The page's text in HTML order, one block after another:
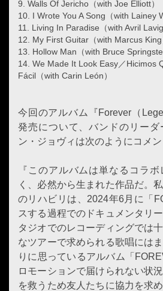
9. Walls Of Jericho（with Joe Elliott）
10. I Wrote You A Song（with Lainey
11. Living In Paradise（with Avril
12. My First Guitar（with Marcus King
13. Hollow Man（with Bruce
14. We Made It Look Easy／Hicimos
Fácil（with Carin León）
今回のアルバム『Forever（
発売について、バンドのリーダ
ン・ジョヴィは次のようにコメン
『このアルバムは単なるコラ
く、必然から生まれた作品だ。
のリハビリは、2024年6月に「
スする過程でのドキュメンタリ
タジオでのレコーディングでは
なツアーで求められる歌唱には
りに思っているアルバム「
ロモーションで届けられない状
を救うため友人たちに協力を求